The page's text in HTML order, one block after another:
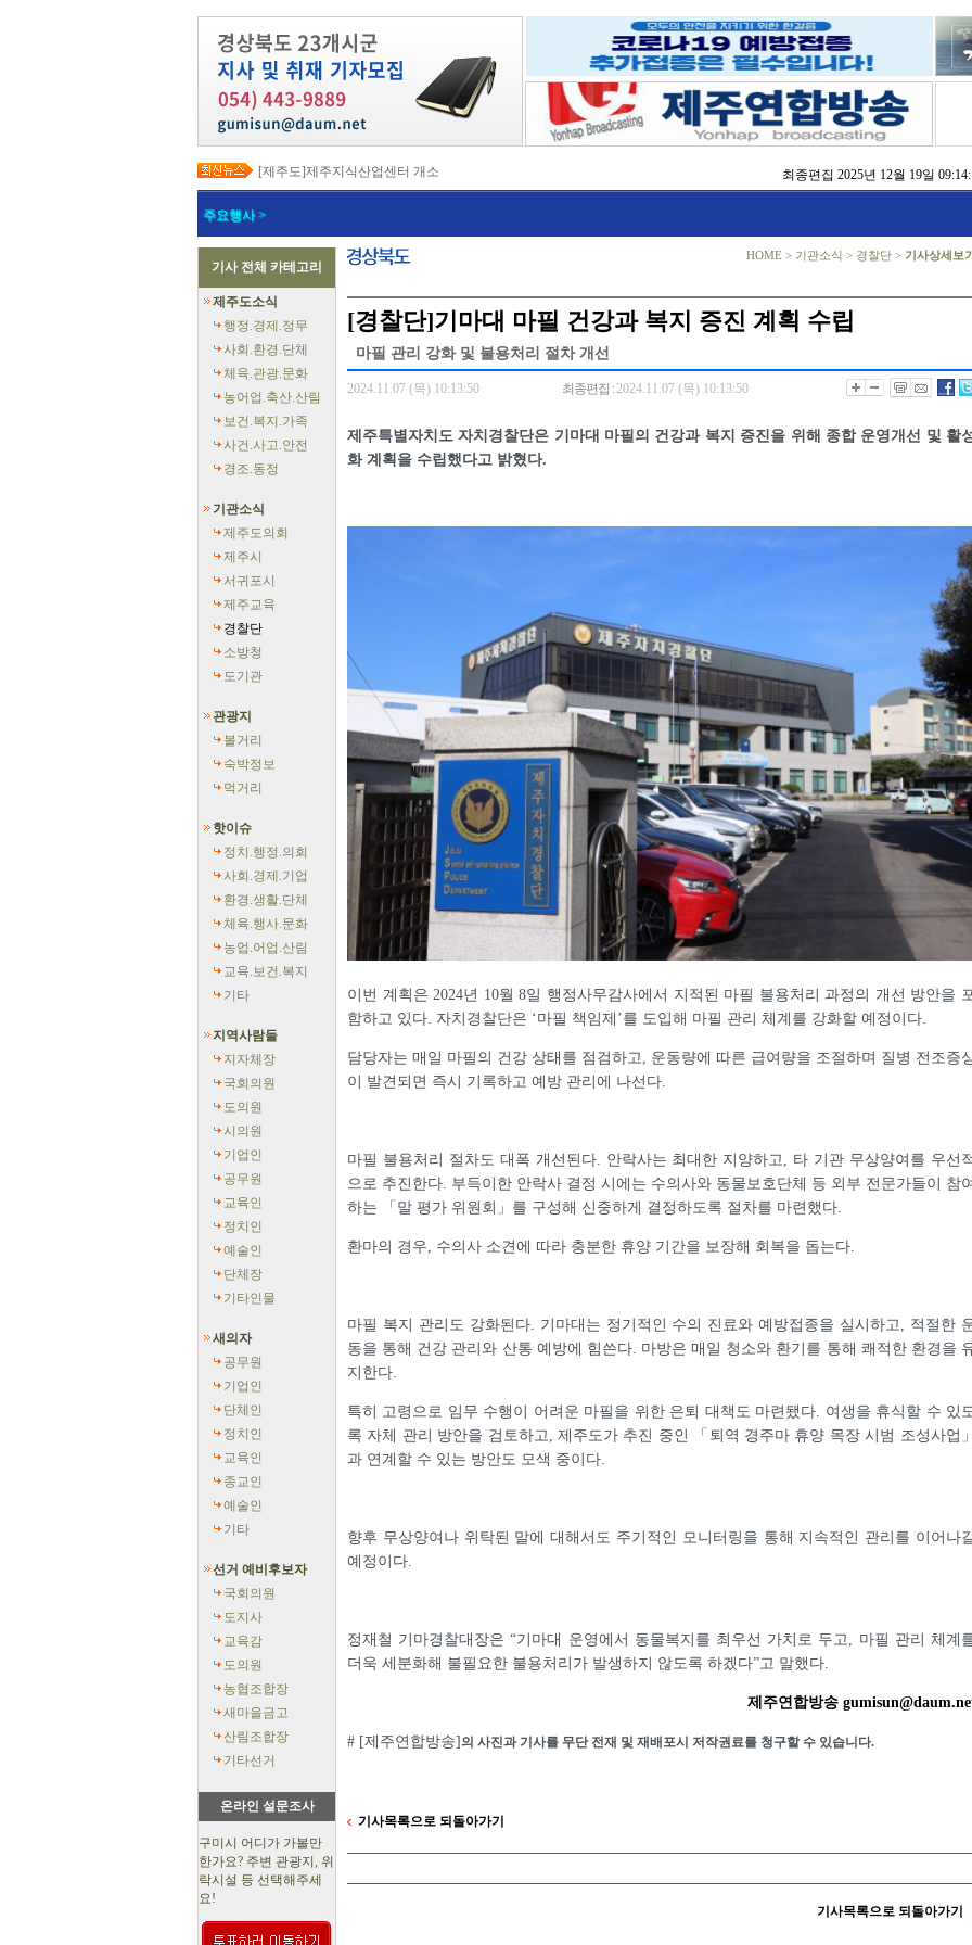
[제주도]제주지식산업센터 개소
[제주도]택배노동자 안전 강화와 이동노동자 쉼터 확충 추진
[제주도]지방상수도 현대화로 유수율 89% 달성…누수 저감 전국 1위
[제주도]전국 재난응급의료 종합훈련대회 ‘도상훈련’ 부문 최우수상 수상
[제주도]‘도민과 함께 만드는 더 안전한 제주’ 토론회 개최
[제주도]지자체 정보통신 우수사례 발표대회서 행안부 장관상 수상
[제주도]한림 자두 ‘프룬’ 첫 출하
[제주도]2026년 핵심사업 국비 265억 건의… 가파도 탄소중립·BRT·스마트가공센터 추진
[제주도]전 도민 소비쿠폰 지급 총력
최종편집 2025년 12월 19일
주요행사 >
기사 전체 카테고리
제주도소식
행정.경제.정무
사회.환경.단체
체육.관광.문화
농어업.축산.산림
보건.복지.가족
사건.사고.안전
경조.동정
기관소식
제주도의회
제주시
서귀포시
제주교육
경찰단
소방청
도기관
관광지
볼거리
숙박정보
먹거리
핫이슈
정치.행정.의회
사회.경제.기업
환경.생활.단체
체육.행사.문화
농업.어업.산림
교육.보건.복지
기타
지역사람들
지자체장
국회의원
도의원
시의원
기업인
공무원
교육인
정치인
예술인
단체장
기타인물
새의자
공무원
기업인
단체인
정치인
교육인
종교인
예술인
기타
선거 예비후보자
국회의원
도지사
교육감
도의원
농협조합장
새마을금고
산림조합장
기타선거
온라인 설문조사
구미시 어디가 가볼만
한가요? 주변 관광지, 위
락시설 등 선택해주세
요!
HOME > 기관소식 > 경찰단 > 기사상세보
[경찰단]기마대 마필 건강과 복지 증진 계획 수립
마필 관리 강화 및 불용처리 절차 개선
2024.11.07 (목) 10:13:50 최종편집 :2024.11.07 (목) 10:13:50
제주특별자치도 자치경찰단은 기마대 마필의 건강과 복지 증진을 위해 종합 운영개선 및 활
화 계획을 수립했다고 밝혔다.
이번 계획은 2024년 10월 8일 행정사무감사에서 지적된 마필 불용처리 과정의 개선 방안을
함하고 있다. 자치경찰단은 ‘마필 책임제’를 도입해 마필 관리 체계를 강화할 예정이다.
담당자는 매일 마필의 건강 상태를 점검하고, 운동량에 따른 급여량을 조절하며 질병 전조증
이 발견되면 즉시 기록하고 예방 관리에 나선다.
마필 불용처리 절차도 대폭 개선된다. 안락사는 최대한 지양하고, 타 기관 무상양여를 우선
으로 추진한다. 부득이한 안락사 결정 시에는 수의사와 동물보호단체 등 외부 전문가들이 참여
하는 「말 평가 위원회」를 구성해 신중하게 결정하도록 절차를 마련했다.
환마의 경우, 수의사 소견에 따라 충분한 휴양 기간을 보장해 회복을 돕는다.
마필 복지 관리도 강화된다. 기마대는 정기적인 수의 진료와 예방접종을 실시하고, 적절한
동을 통해 건강 관리와 산통 예방에 힘쓴다. 마방은 매일 청소와 환기를 통해 쾌적한 환경을
지한다.
특히 고령으로 임무 수행이 어려운 마필을 위한 은퇴 대책도 마련됐다. 여생을 휴식할 수 있
록 자체 관리 방안을 검토하고, 제주도가 추진 중인 「퇴역 경주마 휴양 목장 시범 조성사업」
과 연계할 수 있는 방안도 모색 중이다.
향후 무상양여나 위탁된 말에 대해서도 주기적인 모니터링을 통해 지속적인 관리를 이어나
예정이다.
정재철 기마경찰대장은 “기마대 운영에서 동물복지를 최우선 가치로 두고, 마필 관리 체계
더욱 세분화해 불필요한 불용처리가 발생하지 않도록 하겠다”고 말했다.
제주연합방송
# [제주연합방송]의 사진과 기사를 무단 전재 및 재배포시 저작권료를 청구할 수 있습니다.
기사목록으로 되돌아가기
기사목록으로 되돌아가기